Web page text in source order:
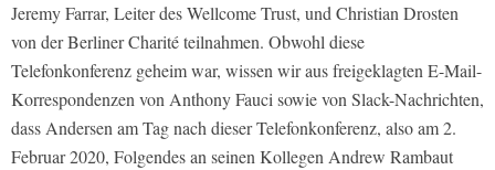
Jeremy Farrar, Leiter des Wellcome Trust, und Christian Drosten
von der Berliner Charité teilnahmen. Obwohl diese
Telefonkonferenz geheim war, wissen wir aus freigeklagten E-Mail-
Korrespondenzen von Anthony Fauci sowie von Slack-Nachrichten,
dass Andersen am Tag nach dieser Telefonkonferenz, also am 2.
Februar 2020, Folgendes an seinen Kollegen Andrew Rambaut